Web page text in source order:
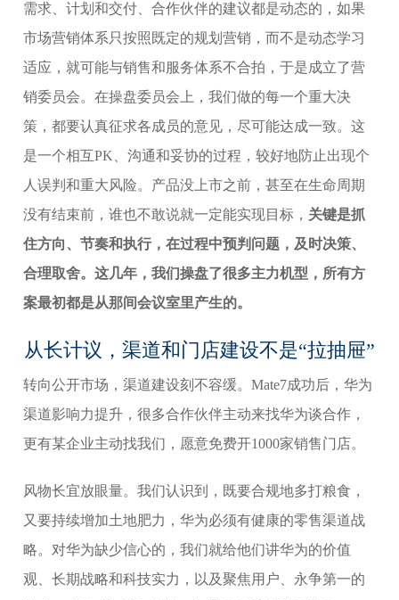
需求、计划和交付、合作伙伴的建议都是动态的，如果
市场营销体系只按照既定的规划营销，而不是动态学习
适应，就可能与销售和服务体系不合拍，于是成立了营
销委员会。在操盘委员会上，我们做的每一个重大决
策，都要认真征求各成员的意见，尽可能达成一致。这
是一个相互PK、沟通和妥协的过程，较好地防止出现个
人误判和重大风险。产品没上市之前，甚至在生命周期
没有结束前，谁也不敢说就一定能实现目标， 关键是抓
住方向、节奏和执行，在过程中预判问题，及时决策、
合理取舍。这几年，我们操盘了很多主力机型，所有方
案最初都是从那间会议室里产生的。
从长计议，渠道和门店建设不是“拉抽屉”
转向公开市场，渠道建设刻不容缓。Mate7成功后，华为
渠道影响力提升，很多合作伙伴主动来找华为谈合作，
更有某企业主动找我们，愿意免费开1000家销售门店。
风物长宜放眼量。我们认识到，既要合规地多打粮食，
又要持续增加土地肥力，华为必须有健康的零售渠道战
略。对华为缺少信心的，我们就给他们讲华为的价值
观、长期战略和科技实力，以及聚焦用户、永争第一的